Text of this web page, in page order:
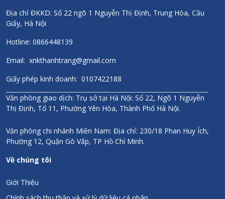
Địa chỉ ĐKKD: Số 22 ngõ 1 Nguyễn Thị Định, Trung Hòa, Cầu
Giấy, Hà Nội
Hotline: 0866448139
Email: xnkthanhtrang@gmail.com
Giấy phép kinh doanh: 0107422188
Văn phòng giao dịch: Trụ sở tại Hà Nội: Số 22, Ngõ 1 Nguyễn
Thị Định, Tổ 11, Phường Yên Hòa, Thành Phố Hà Nội.
Văn phòng chi nhánh Miền Nam: Địa chỉ: 230/18 Phan Huy Ích,
Phường 12, Quận Gò Vấp, TP Hồ Chí Minh.
Về chúng tôi
Giới Thiệu